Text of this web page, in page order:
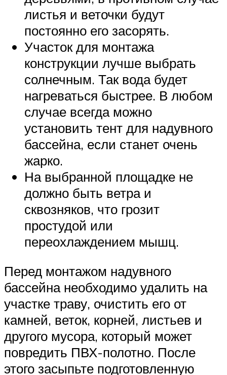
листья и веточки будут
постоянно его засорять.
Участок для монтажа
конструкции лучше выбрать
солнечным. Так вода будет
нагреваться быстрее. В любом
случае всегда можно
установить тент для надувного
бассейна, если станет очень
жарко.
На выбранной площадке не
должно быть ветра и
сквозняков, что грозит
простудой или
переохлаждением мышц.
Перед монтажом надувного
бассейна необходимо удалить на
участке траву, очистить его от
камней, веток, корней, листьев и
другого мусора, который может
повредить ПВХ-полотно. После
этого засыпьте подготовленную